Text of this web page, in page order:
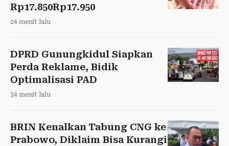
Rp17.850Rp17.950
24 menit lalu
DPRD Gunungkidul Siapkan
Perda Reklame, Bidik
Optimalisasi PAD
34 menit lalu
BRIN Kenalkan Tabung CNG ke
Prabowo, Diklaim Bisa Kurangi